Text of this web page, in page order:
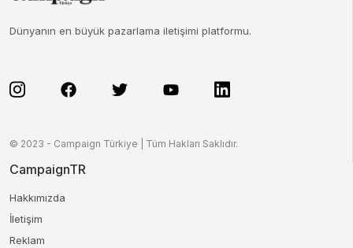
Dünyanın en büyük pazarlama iletişimi platformu.
© 2023 - Campaign Türkiye | Tüm Hakları Saklıdır.
CampaignTR
Hakkımızda
İletişim
Reklam